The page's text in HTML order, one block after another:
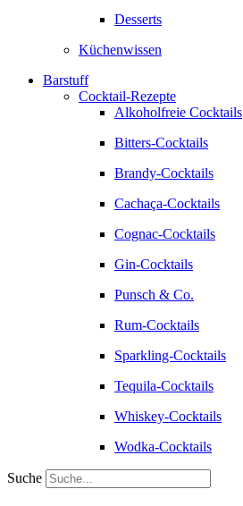
Desserts
Küchenwissen
Barstuff
Cocktail-Rezepte
Alkoholfreie Cocktails
Bitters-Cocktails
Brandy-Cocktails
Cachaça-Cocktails
Cognac-Cocktails
Gin-Cocktails
Punsch & Co.
Rum-Cocktails
Sparkling-Cocktails
Tequila-Cocktails
Whiskey-Cocktails
Wodka-Cocktails
Suche